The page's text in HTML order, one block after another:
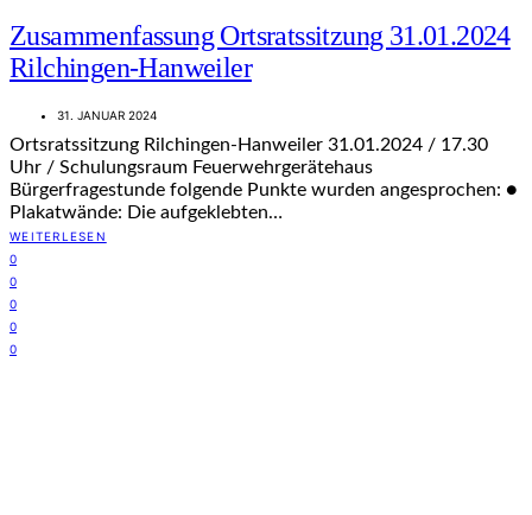
Zusammenfassung Ortsratssitzung 31.01.2024
Rilchingen-Hanweiler
31. JANUAR 2024
Ortsratssitzung Rilchingen-Hanweiler 31.01.2024 / 17.30
Uhr / Schulungsraum Feuerwehrgerätehaus
Bürgerfragestunde folgende Punkte wurden angesprochen: ●
Plakatwände: Die aufgeklebten…
WEITERLESEN
0
0
0
0
0